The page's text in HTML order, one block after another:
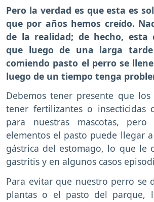
Pero la verdad es que esta es
que por años hemos creído.
de la realidad; de hecho, esta
que luego de una larga
comiendo pasto el perro se
luego de un tiempo tenga
Debemos tener presente que los
tener fertilizantes o insecticidas
para nuestras mascotas,
elementos el pasto puede llegar
gástrica del estomago, lo que le
gastritis y en algunos casos
Para evitar que nuestro perro se
plantas o el pasto del parque,